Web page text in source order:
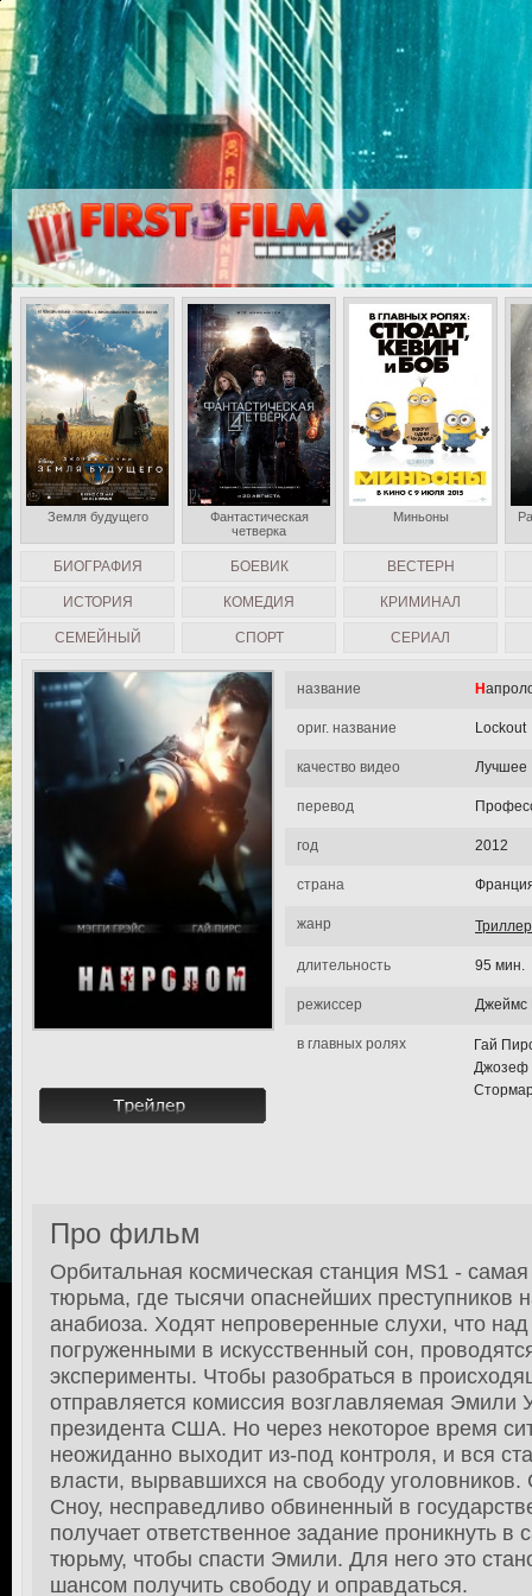
название
ориг. название Lockout
качество видео Лучшее
перевод
год 2012
страна
жанр Триллер
длительность 95 мин.
режиссер Джеймс
в главных ролях
Гай
Джозеф
Про фильм
Орбитальная космическая станция MS1 -
тюрьма, где тысячи опаснейших преступников
анабиоза. Ходят непроверенные слухи, что
погруженными в искусственный сон,
эксперименты. Чтобы разобраться в
отправляется комиссия возглавляемая Эмили
президента США. Но через некоторое время
неожиданно выходит из-под контроля, и вся
власти, вырвавшихся на свободу
Сноу, несправедливо обвиненный в
получает ответственное задание проникнуть
тюрьму, чтобы спасти Эмили. Для него это
шансом получить свободу и оправдаться.
БИОГРАФИЯ БОЕВИК ВЕСТЕРН
ИСТОРИЯ КОМЕДИЯ КРИМИНАЛ
СЕМЕЙНЫЙ СПОРТ СЕРИАЛ
Земля будущего
Фантастическая
четверка
Миньоны